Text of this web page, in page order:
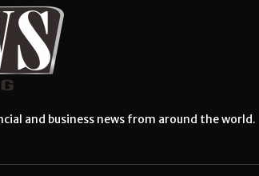
and business news from around the world.